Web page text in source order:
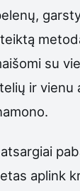
su
ir vienu
aplink